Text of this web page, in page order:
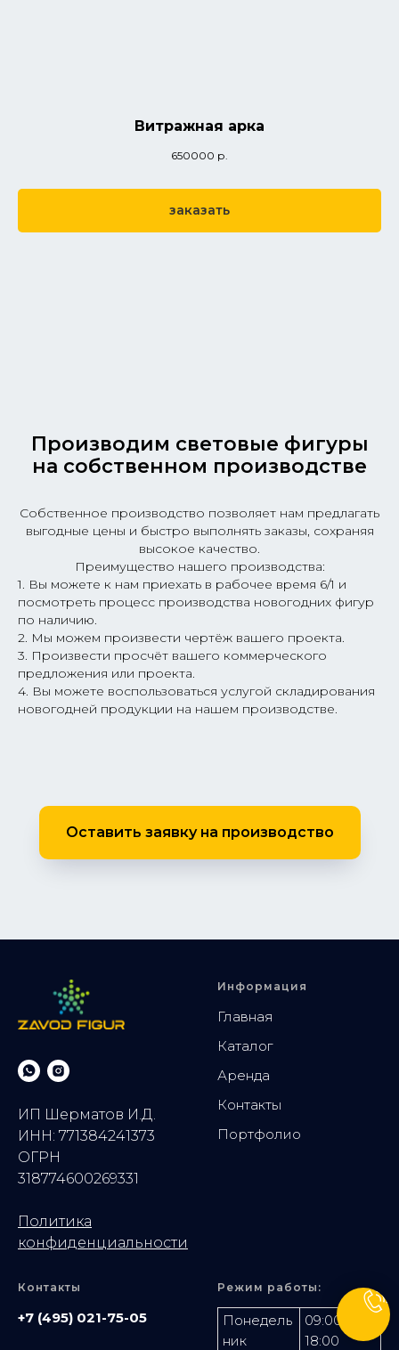
Витражная арка
650000 р.
заказать
Производим световые фигуры
на собственном производстве
Собственное производство позволяет нам предлагать
выгодные цены и быстро выполнять заказы, сохраняя
высокое качество.
Преимущество нашего производства:
1. Вы можете к нам приехать в рабочее время 6/1 и
посмотреть процесс производства новогодних фигур
по наличию.
2. Мы можем произвести чертёж вашего проекта.
3. Произвести просчёт вашего коммерческого
предложения или проекта.
4. Вы можете воспользоваться услугой складирования
новогодней продукции на нашем производстве.
Оставить заявку на производство
ИП Шерматов И.Д.
ИНН: 771384241373
ОГРН
318774600269331
Политика
конфиденциальности
Информация
Главная
Каталог
Аренда
Контакты
Портфолио
Контакты
+7 (495) 021-75-05
Режим работы:
Понедель
ник
09:00-
18:00